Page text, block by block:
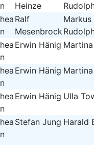
Heinze
Ralf
Mesenbrock
Markus
Erwin Hänig
Erwin Hänig
Erwin Hänig Ulla
Stefan Jung Harald